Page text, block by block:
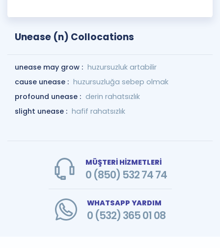
Unease (n) Collocations
unease may grow : huzursuzluk artabilir
cause unease : huzursuzluğa sebep olmak
profound unease : derin rahatsızlık
slight unease : hafif rahatsızlık
MÜŞTERİ HİZMETLERİ
0 (850) 532 74 74
WHATSAPP YARDIM
0 (532) 365 01 08